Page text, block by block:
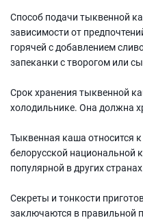
Способ подачи тыквенной
зависимости от
горячей с добавлением
запеканки с творогом или
Срок хранения тыквенной
холодильнике. Она должна
Тыквенная каша относится
белорусской национальной
популярной в других
Секреты и тонкости
заключаются в правильной